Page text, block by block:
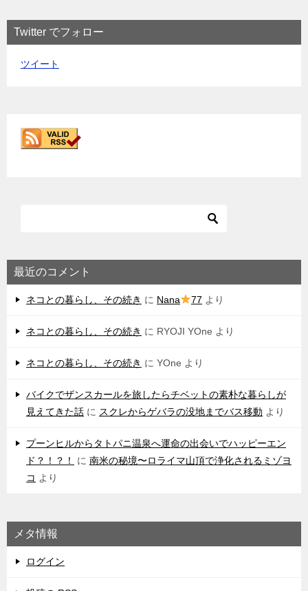
Twitter でフォロー
ツイート
最近のコメント
ネコとの暮らし、その続き に Nana 77 より
ネコとの暮らし、その続き に RYOJI YOne より
ネコとの暮らし、その続き に YOne より
バイクでザンスカールを旅したらチベットの素朴な暮らしが
見えてきた話 に スクレからゲバラの没地までバス移動 より
プーンヒルからタトパニ温泉へ運命の出会いでハッピーエン
ド？！？！
に 南米の秘境〜ロライマ山頂で浄化されるミゾヨ
コ より
メタ情報
ログイン